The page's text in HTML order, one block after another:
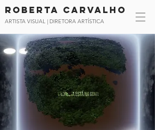
Roberta CArvalho
ARTISTA VISUAL | DIRETORA ARTÍSTICA